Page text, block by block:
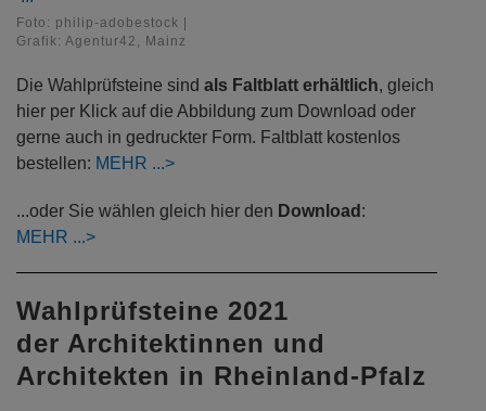
Foto: philip-adobestock |
Grafik: Agentur42, Mainz
Die Wahlprüfsteine sind als Faltblatt erhältlich, gleich
hier per Klick auf die Abbildung zum Download oder
gerne auch in gedruckter Form. Faltblatt kostenlos
bestellen: MEHR
...oder Sie wählen gleich hier den Download :
MEHR
Wahlprüfsteine 2021
der Architektinnen und
Architekten in Rheinland-Pfalz